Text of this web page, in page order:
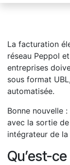
La facturation
réseau Peppol
entreprises
sous format
automatisée.
Bonne nouvelle :
avec la sortie
intégrateur de
Qu’est-